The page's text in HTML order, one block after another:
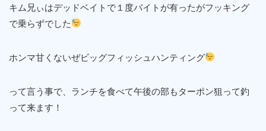
キム兄ぃはデッドベイトで１度バイトが有ったがフッキング
で乗らずでした
ホンマ甘くないぜビッグフィッシュハンティング
って言う事で、ランチを食べて午後の部もターポン狙って釣
って来ます！